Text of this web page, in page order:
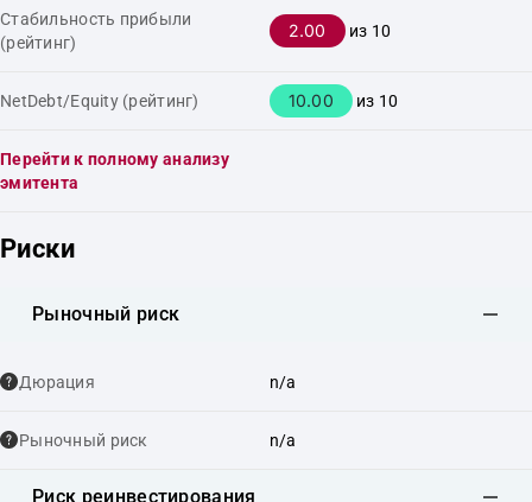
Стабильность прибыли
(рейтинг)
2.00 из 10
NetDebt/Equity (рейтинг) 10.00 из 10
Перейти к полному анализу
эмитента
Риски
Рыночный риск
Дюрация n/a
Рыночный риск n/a
Риск реинвестирования